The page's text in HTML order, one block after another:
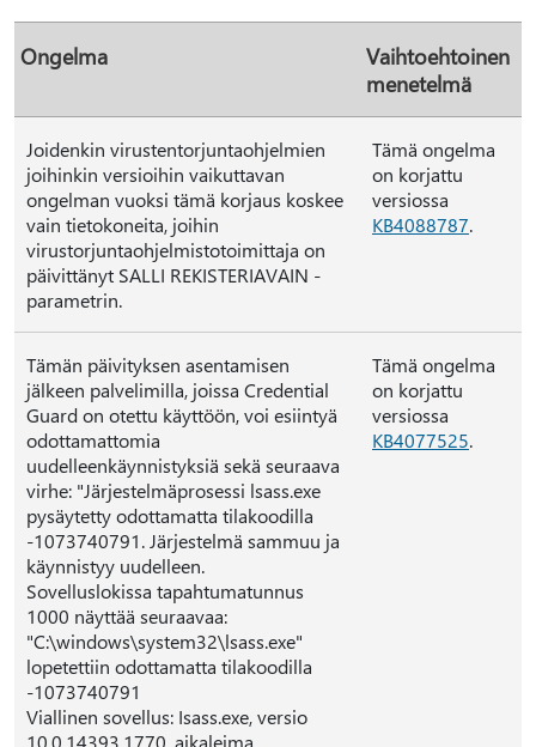
Ongelma
Vaihtoehtoinen
menetelmä
Joidenkin virustentorjuntaohjelmien
joihinkin versioihin vaikuttavan
ongelman vuoksi tämä korjaus koskee
vain tietokoneita, joihin
virustorjuntaohjelmistotoimittaja on
päivittänyt SALLI REKISTERIAVAIN -
parametrin.
Tämä ongelma
on korjattu
versiossa
KB4088787.
Tämän päivityksen asentamisen
jälkeen palvelimilla, joissa Credential
Guard on otettu käyttöön, voi esiintyä
odottamattomia
uudelleenkäynnistyksiä sekä seuraava
virhe: "Järjestelmäprosessi lsass.exe
pysäytetty odottamatta tilakoodilla
-1073740791. Järjestelmä sammuu ja
käynnistyy uudelleen.
Sovelluslokissa tapahtumatunnus
1000 näyttää seuraavaa:
"C:\windows\system32\lsass.exe"
lopetettiin odottamatta tilakoodilla
-1073740791
Viallinen sovellus: Isass.exe, versio
10.0.14393.1770, aikaleima
Tämä ongelma
on korjattu
versiossa
KB4077525.